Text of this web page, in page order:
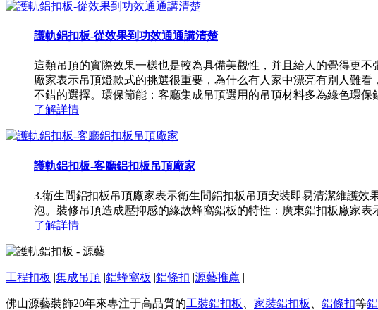
護軌鋁扣板-從效果到功效通通講清楚
這類吊頂的實際效果一樣也是較為具備美觀性，并且給人的覺得更
廠家表示吊頂燈款式的挑選很重要，為什么有人家中漂亮有別人難
不錯的選擇。環保節能：客廳集成吊頂選用的吊頂材料多為綠色環保
了解詳情
護軌鋁扣板-客廳鋁扣板吊頂廠家
3.衛生間鋁扣板吊頂廠家表示衛生間鋁扣板吊頂安裝即易清潔維護
泡。裝修吊頂造成壓抑感的緣故蜂窩鋁板的特性：廣東鋁扣板廠家
了解詳情
工程扣板 |集成吊頂 |鋁蜂窩板 |鋁條扣 |源藝推薦 |
佛山源藝裝飾20年來專注于高品質的工裝鋁扣板 家裝鋁扣板 鋁條扣等